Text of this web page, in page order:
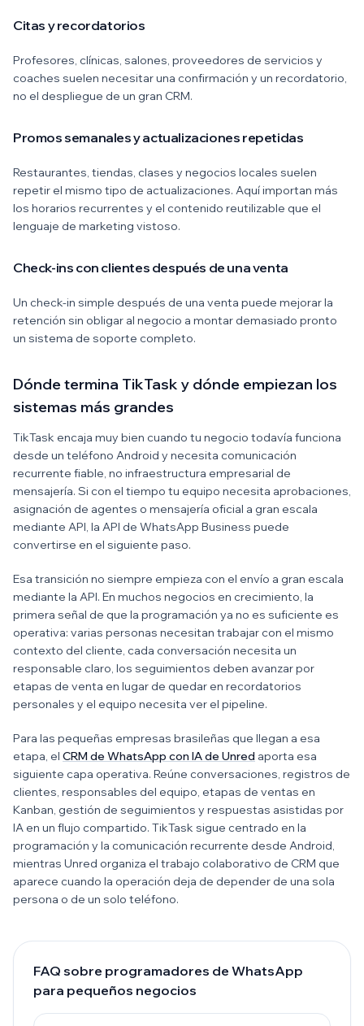
Citas y recordatorios
Profesores, clínicas, salones, proveedores de servicios y
coaches suelen necesitar una confirmación y un recordatorio,
no el despliegue de un gran CRM.
Promos semanales y actualizaciones repetidas
Restaurantes, tiendas, clases y negocios locales suelen
repetir el mismo tipo de actualizaciones. Aquí importan más
los horarios recurrentes y el contenido reutilizable que el
lenguaje de marketing vistoso.
Check-ins con clientes después de una venta
Un check-in simple después de una venta puede mejorar la
retención sin obligar al negocio a montar demasiado pronto
un sistema de soporte completo.
Dónde termina TikTask y dónde empiezan los
sistemas más grandes
TikTask encaja muy bien cuando tu negocio todavía funciona
desde un teléfono Android y necesita comunicación
recurrente fiable, no infraestructura empresarial de
mensajería. Si con el tiempo tu equipo necesita aprobaciones,
asignación de agentes o mensajería oficial a gran escala
mediante API, la API de WhatsApp Business puede
convertirse en el siguiente paso.
Esa transición no siempre empieza con el envío a gran escala
mediante la API. En muchos negocios en crecimiento, la
primera señal de que la programación ya no es suficiente es
operativa: varias personas necesitan trabajar con el mismo
contexto del cliente, cada conversación necesita un
responsable claro, los seguimientos deben avanzar por
etapas de venta en lugar de quedar en recordatorios
personales y el equipo necesita ver el pipeline.
Para las pequeñas empresas brasileñas que llegan a esa
etapa, el CRM de WhatsApp con IA de Unred aporta esa
siguiente capa operativa. Reúne conversaciones, registros de
clientes, responsables del equipo, etapas de ventas en
Kanban, gestión de seguimientos y respuestas asistidas por
IA en un flujo compartido. TikTask sigue centrado en la
programación y la comunicación recurrente desde Android,
mientras Unred organiza el trabajo colaborativo de CRM que
aparece cuando la operación deja de depender de una sola
persona o de un solo teléfono.
FAQ sobre programadores de WhatsApp
para pequeños negocios